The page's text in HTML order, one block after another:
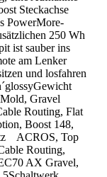
Steckachse
PowerMore-
250 Wh
ist sauber ins
am Lenker
und losfahren
Gravel
Routing, Flat
Boost 148,
ACROS, Top
Routing,
AX Gravel,